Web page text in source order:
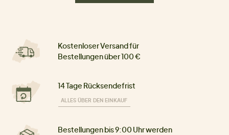
Kostenloser Versand für
Bestellungen über 100 €
14 Tage Rücksendefrist
ALLES ÜBER DEN EINKAUF
Bestellungen bis 9:00 Uhr werden